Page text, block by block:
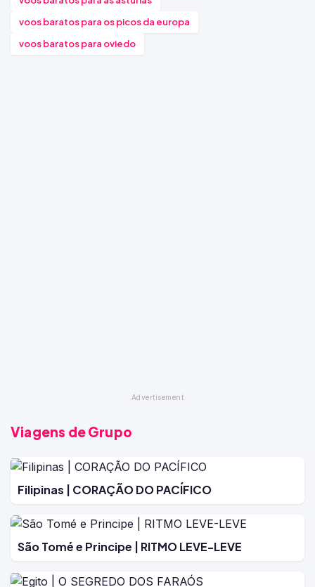
voos baratos para os picos da europa
voos baratos para oviedo
Viagens de Grupo
Filipinas | CORAÇÃO DO PACÍFICO
São Tomé e Principe | RITMO LEVE-LEVE